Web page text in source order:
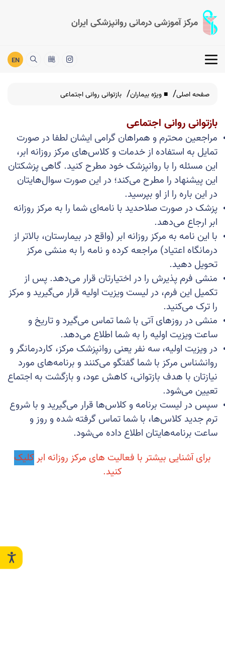
مرکز آموزشی درمانی روانپزشکی ایران
EN
صفحه اصلی ■ ویژه بیماران بازتوانی روانی اجتماعی
بازتوانی روانی اجتماعی
مراجعین محترم و همراهان گرامی ایشان لطفا در صورت
تمایل به استفاده از خدمات و کلاس‌های مرکز روزانه ابر،
این مسئله را با روانپزشک خود مطرح کنید. گاهی پزشکتان
این پیشنهاد را مطرح می‌کند؛ در این صورت سوال‌هایتان
در این باره را از او بپرسید.
پزشک در صورت صلاحدید با نامه‌ای شما را به مرکز روزانه
ابر ارجاع می‌دهد.
با این نامه به مرکز روزانه ابر (واقع در بیمارستان، بالاتر از
درمانگاه اعتیاد) مراجعه کرده و نامه را به منشی مرکز
تحویل دهید.
منشی فرم پذیرش را در اختیارتان قرار می‌دهد. پس از
تکمیل این فرم، در لیست ویزیت اولیه قرار می‌گیرید و مرکز
را ترک می‌کنید.
منشی در روزهای آتی با شما تماس می‌گیرد و تاریخ و
ساعت ویزیت اولیه را به شما اطلاع می‌دهد.
در ویزیت اولیه، سه نفر یعنی روانپزشک مرکز، کاردرمانگر و
روانشناس مرکز با شما گفتگو می‌کنند و برنامه‌های مورد
نیازتان با هدف بازتوانی، کاهش عود، و بازگشت به اجتماع
تعیین می‌شود.
سپس در لیست برنامه و کلاس‌ها قرار می‌گیرید و با شروع
ترم جدید کلاس‌ها، با شما تماس گرفته شده و روز و
ساعت برنامه‌هایتان اطلاع داده می‌شود.
برای آشنایی بیشتر با فعالیت های مرکز روزانه ابرکلیک
کنید.